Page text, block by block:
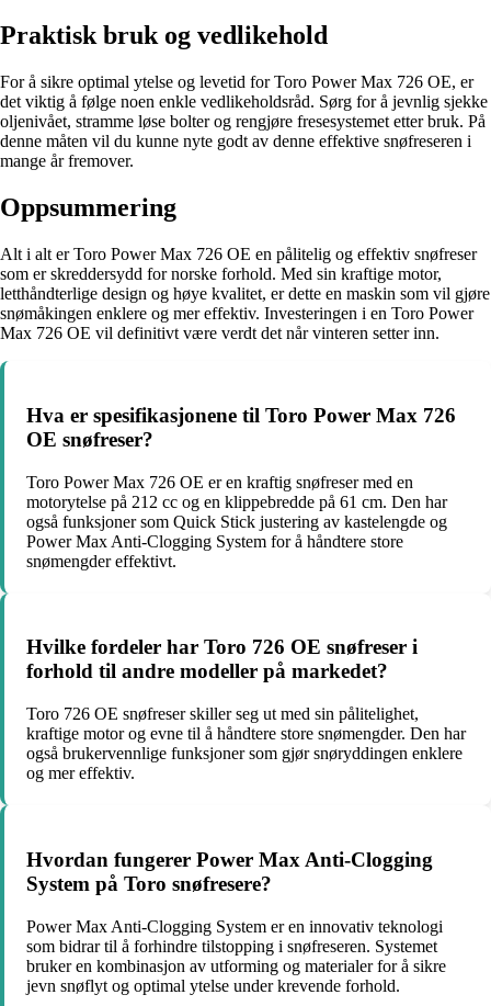
Praktisk bruk og vedlikehold
For å sikre optimal ytelse og levetid for Toro Power Max 726 OE, er
det viktig å følge noen enkle vedlikeholdsråd. Sørg for å jevnlig sjekke
oljenivået, stramme løse bolter og rengjøre fresesystemet etter bruk. På
denne måten vil du kunne nyte godt av denne effektive snøfreseren i
mange år fremover.
Oppsummering
Alt i alt er Toro Power Max 726 OE en pålitelig og effektiv snøfreser
som er skreddersydd for norske forhold. Med sin kraftige motor,
letthåndterlige design og høye kvalitet, er dette en maskin som vil gjøre
snømåkingen enklere og mer effektiv. Investeringen i en Toro Power
Max 726 OE vil definitivt være verdt det når vinteren setter inn.
Hva er spesifikasjonene til Toro Power Max 726
OE snøfreser?
Toro Power Max 726 OE er en kraftig snøfreser med en
motorytelse på 212 cc og en klippebredde på 61 cm. Den har
også funksjoner som Quick Stick justering av kastelengde og
Power Max Anti-Clogging System for å håndtere store
snømengder effektivt.
Hvilke fordeler har Toro 726 OE snøfreser i
forhold til andre modeller på markedet?
Toro 726 OE snøfreser skiller seg ut med sin pålitelighet,
kraftige motor og evne til å håndtere store snømengder. Den har
også brukervennlige funksjoner som gjør snøryddingen enklere
og mer effektiv.
Hvordan fungerer Power Max Anti-Clogging
System på Toro snøfresere?
Power Max Anti-Clogging System er en innovativ teknologi
som bidrar til å forhindre tilstopping i snøfreseren. Systemet
bruker en kombinasjon av utforming og materialer for å sikre
jevn snøflyt og optimal ytelse under krevende forhold.